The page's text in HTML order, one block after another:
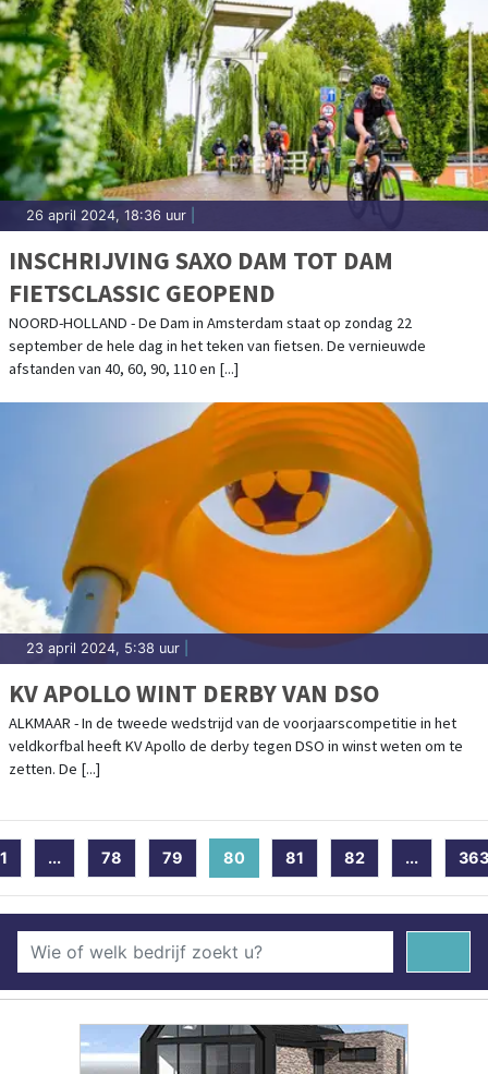
26 april 2024, 18:36 uur
INSCHRIJVING SAXO DAM TOT DAM
FIETSCLASSIC GEOPEND
NOORD-HOLLAND - De Dam in Amsterdam staat op zondag 22
september de hele dag in het teken van fietsen. De vernieuwde
afstanden van 40, 60, 90, 110 en [...]
23 april 2024, 5:38 uur
KV APOLLO WINT DERBY VAN DSO
ALKMAAR - In de tweede wedstrijd van de voorjaarscompetitie in het
veldkorfbal heeft KV Apollo de derby tegen DSO in winst weten om te
zetten. De [...]
1 ... 78 79 80 (current)
81 82 ... 363